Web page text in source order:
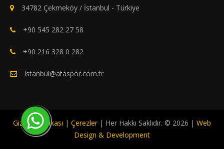
34782 Çekmeköy / İstanbul - Türkiye
+90 545 282 27 58
+90 216 328 0 282
istanbul@ataspor.com.tr
Gizlilik Politikası | Çerezler| Her Hakkı Saklıdır. © 2026 | Web
Design & Development